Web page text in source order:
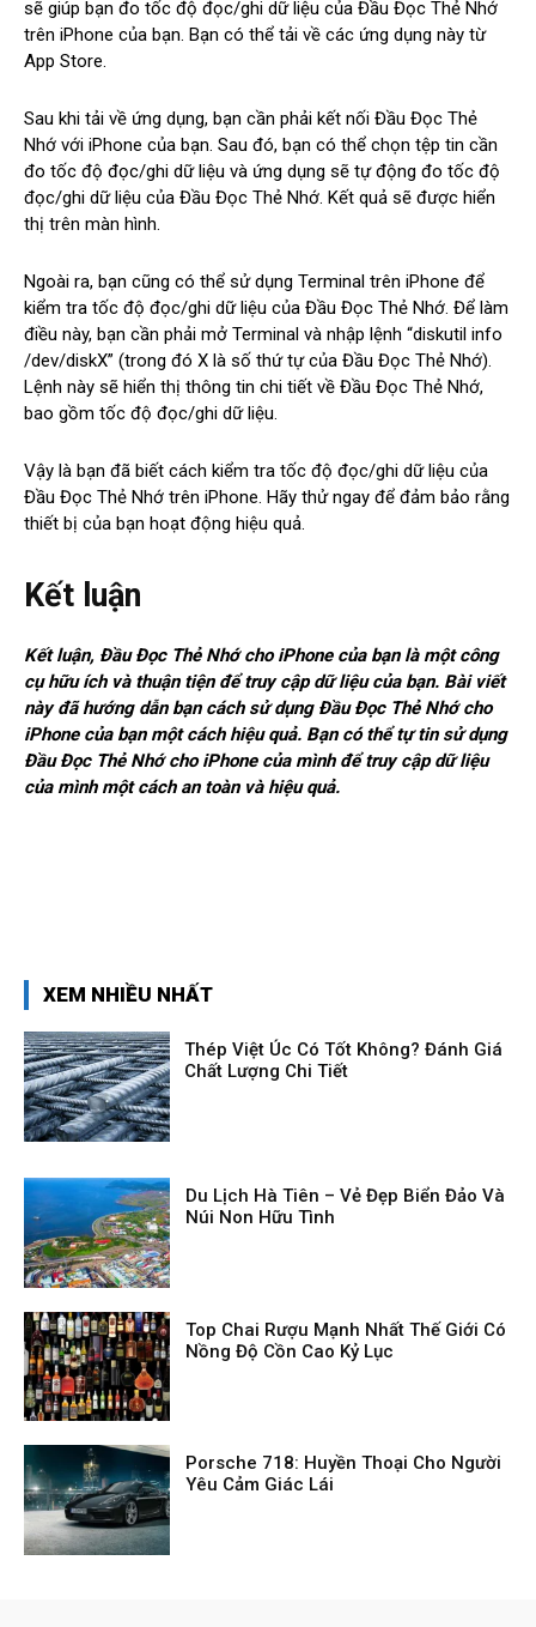
sẽ giúp bạn đo tốc độ đọc/ghi dữ liệu của Đầu Đọc Thẻ Nhớ
trên iPhone của bạn. Bạn có thể tải về các ứng dụng này từ
App Store.
Sau khi tải về ứng dụng, bạn cần phải kết nối Đầu Đọc Thẻ
Nhớ với iPhone của bạn. Sau đó, bạn có thể chọn tệp tin cần
đo tốc độ đọc/ghi dữ liệu và ứng dụng sẽ tự động đo tốc độ
đọc/ghi dữ liệu của Đầu Đọc Thẻ Nhớ. Kết quả sẽ được hiển
thị trên màn hình.
Ngoài ra, bạn cũng có thể sử dụng Terminal trên iPhone để
kiểm tra tốc độ đọc/ghi dữ liệu của Đầu Đọc Thẻ Nhớ. Để làm
điều này, bạn cần phải mở Terminal và nhập lệnh “diskutil info
/dev/diskX” (trong đó X là số thứ tự của Đầu Đọc Thẻ Nhớ).
Lệnh này sẽ hiển thị thông tin chi tiết về Đầu Đọc Thẻ Nhớ,
bao gồm tốc độ đọc/ghi dữ liệu.
Vậy là bạn đã biết cách kiểm tra tốc độ đọc/ghi dữ liệu của
Đầu Đọc Thẻ Nhớ trên iPhone. Hãy thử ngay để đảm bảo rằng
thiết bị của bạn hoạt động hiệu quả.
Kết luận
Kết luận, Đầu Đọc Thẻ Nhớ cho iPhone của bạn là một công
cụ hữu ích và thuận tiện để truy cập dữ liệu của bạn. Bài viết
này đã hướng dẫn bạn cách sử dụng Đầu Đọc Thẻ Nhớ cho
iPhone của bạn một cách hiệu quả. Bạn có thể tự tin sử dụng
Đầu Đọc Thẻ Nhớ cho iPhone của mình để truy cập dữ liệu
của mình một cách an toàn và hiệu quả.
XEM NHIỀU NHẤT
Thép Việt Úc Có Tốt Không? Đánh Giá
Chất Lượng Chi Tiết
Du Lịch Hà Tiên – Vẻ Đẹp Biển Đảo Và
Núi Non Hữu Tình
Top Chai Rượu Mạnh Nhất Thế Giới Có
Nồng Độ Cồn Cao Kỷ Lục
Porsche 718: Huyền Thoại Cho Người
Yêu Cảm Giác Lái